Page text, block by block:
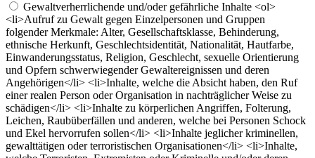
Gewaltverherrlichende und/oder gefährliche Inhalte <ol>
<li>Aufruf zu Gewalt gegen Einzelpersonen und Gruppen
folgender Merkmale: Alter, Gesellschaftsklasse, Behinderung,
ethnische Herkunft, Geschlechtsidentität, Nationalität, Hautfarbe,
Einwanderungsstatus, Religion, Geschlecht, sexuelle Orientierung
und Opfern schwerwiegender Gewaltereignissen und deren
Angehörigen</li> <li>Inhalte, welche die Absicht haben, den Ruf
einer realen Person oder Organisation in nachträglicher Weise zu
schädigen</li> <li>Inhalte zu körperlichen Angriffen, Folterung,
Leichen, Raubüberfällen und anderen, welche bei Personen Schock
und Ekel hervorrufen sollen</li> <li>Inhalte jeglicher kriminellen,
gewalttätigen oder terroristischen Organisationen</li> <li>Inhalte,